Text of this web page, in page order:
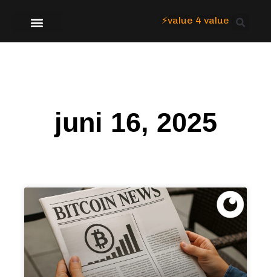
⚡value 4 value
juni 16, 2025